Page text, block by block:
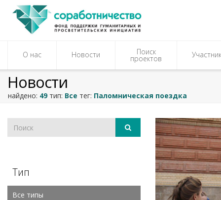
О нас Новости Поиск
проектов
Новости
найдено: 49 тип: Все тег: Паломническая поездка
Тип
Все типы